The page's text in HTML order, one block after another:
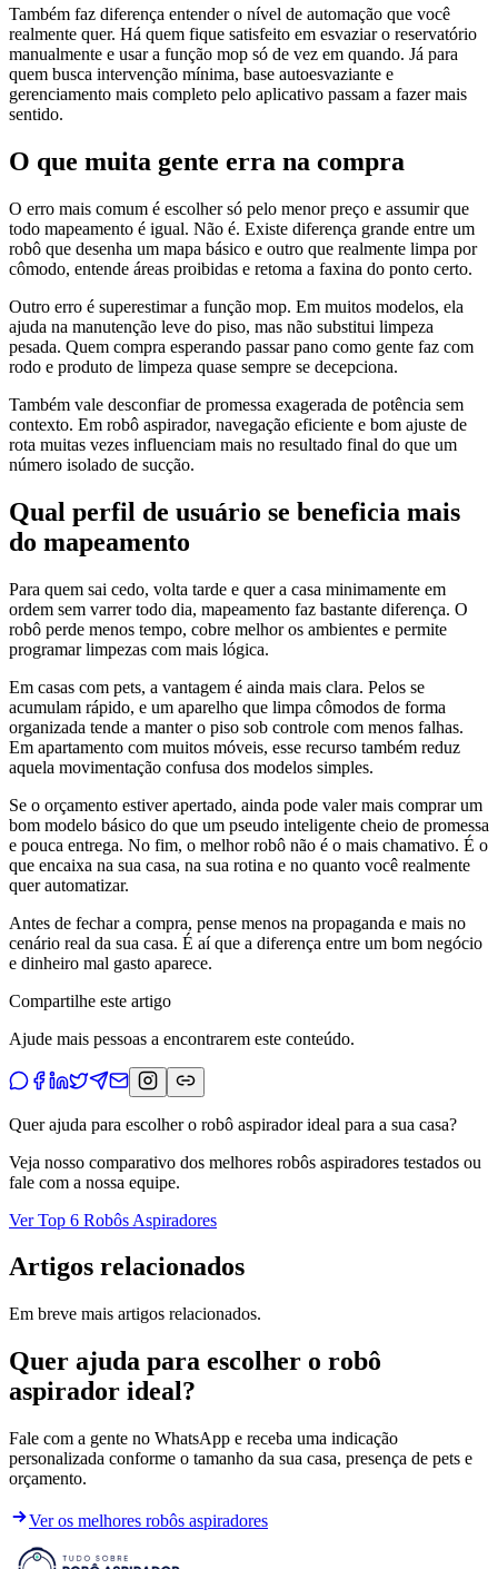
Também faz diferença entender o nível de automação que você
realmente quer. Há quem fique satisfeito em esvaziar o reservatório
manualmente e usar a função mop só de vez em quando. Já para
quem busca intervenção mínima, base autoesvaziante e
gerenciamento mais completo pelo aplicativo passam a fazer mais
sentido.
O que muita gente erra na compra
O erro mais comum é escolher só pelo menor preço e assumir que
todo mapeamento é igual. Não é. Existe diferença grande entre um
robô que desenha um mapa básico e outro que realmente limpa por
cômodo, entende áreas proibidas e retoma a faxina do ponto certo.
Outro erro é superestimar a função mop. Em muitos modelos, ela
ajuda na manutenção leve do piso, mas não substitui limpeza
pesada. Quem compra esperando passar pano como gente faz com
rodo e produto de limpeza quase sempre se decepciona.
Também vale desconfiar de promessa exagerada de potência sem
contexto. Em robô aspirador, navegação eficiente e bom ajuste de
rota muitas vezes influenciam mais no resultado final do que um
número isolado de sucção.
Qual perfil de usuário se beneficia mais
do mapeamento
Para quem sai cedo, volta tarde e quer a casa minimamente em
ordem sem varrer todo dia, mapeamento faz bastante diferença. O
robô perde menos tempo, cobre melhor os ambientes e permite
programar limpezas com mais lógica.
Em casas com pets, a vantagem é ainda mais clara. Pelos se
acumulam rápido, e um aparelho que limpa cômodos de forma
organizada tende a manter o piso sob controle com menos falhas.
Em apartamento com muitos móveis, esse recurso também reduz
aquela movimentação confusa dos modelos simples.
Se o orçamento estiver apertado, ainda pode valer mais comprar um
bom modelo básico do que um pseudo inteligente cheio de promessa
e pouca entrega. No fim, o melhor robô não é o mais chamativo. É o
que encaixa na sua casa, na sua rotina e no quanto você realmente
quer automatizar.
Antes de fechar a compra, pense menos na propaganda e mais no
cenário real da sua casa. É aí que a diferença entre um bom negócio
e dinheiro mal gasto aparece.
Compartilhe este artigo
Ajude mais pessoas a encontrarem este conteúdo.
Quer ajuda para escolher o robô aspirador ideal para a sua casa?
Veja nosso comparativo dos melhores robôs aspiradores testados ou
fale com a nossa equipe.
Ver Top 6 Robôs Aspiradores
Artigos relacionados
Em breve mais artigos relacionados.
Quer ajuda para escolher o robô
aspirador ideal?
Fale com a gente no WhatsApp e receba uma indicação
personalizada conforme o tamanho da sua casa, presença de pets e
orçamento.
Ver os melhores robôs aspiradores